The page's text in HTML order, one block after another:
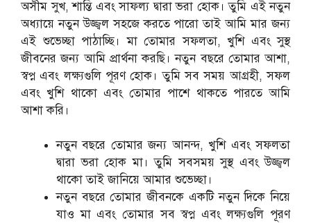
অসীম সুখ, শান্তি এবং সাফল্য দ্বারা ভরা হোক। তুমি এই নতুন
অধ্যায়ে নতুন উজ্জ্বল সহজে করতে পারো তাই আমি মার জন্য
এই শুভেচ্ছা পাঠাচ্ছি। মা তোমার সফলতা, খুশি এবং সুস্থ
জীবনের জন্য আমি প্রার্থনা করছি। নতুন বছরে তোমার আশা,
স্বপ্ন এবং লক্ষ্যগুলি পূরণ হোক। তুমি সব সময় আগ্রহী, সফল
এবং খুশি থাকো এবং তোমার পাশে থাকতে পারতে আমি
আশা করি।
নতুন বছরে তোমার জন্য আনন্দ, খুশি এবং সফলতা
দ্বারা ভরা হোক মা। তুমি সবসময় সুস্থ এবং উজ্জ্বল
থাকো তাই জানিয়ে আমার শুভেচ্ছা।
নতুন বছরে তোমার জীবনকে একটি নতুন দিকে নিয়ে
যাও মা এবং তোমার সব স্বপ্ন এবং লক্ষ্যগুলি পূরণ